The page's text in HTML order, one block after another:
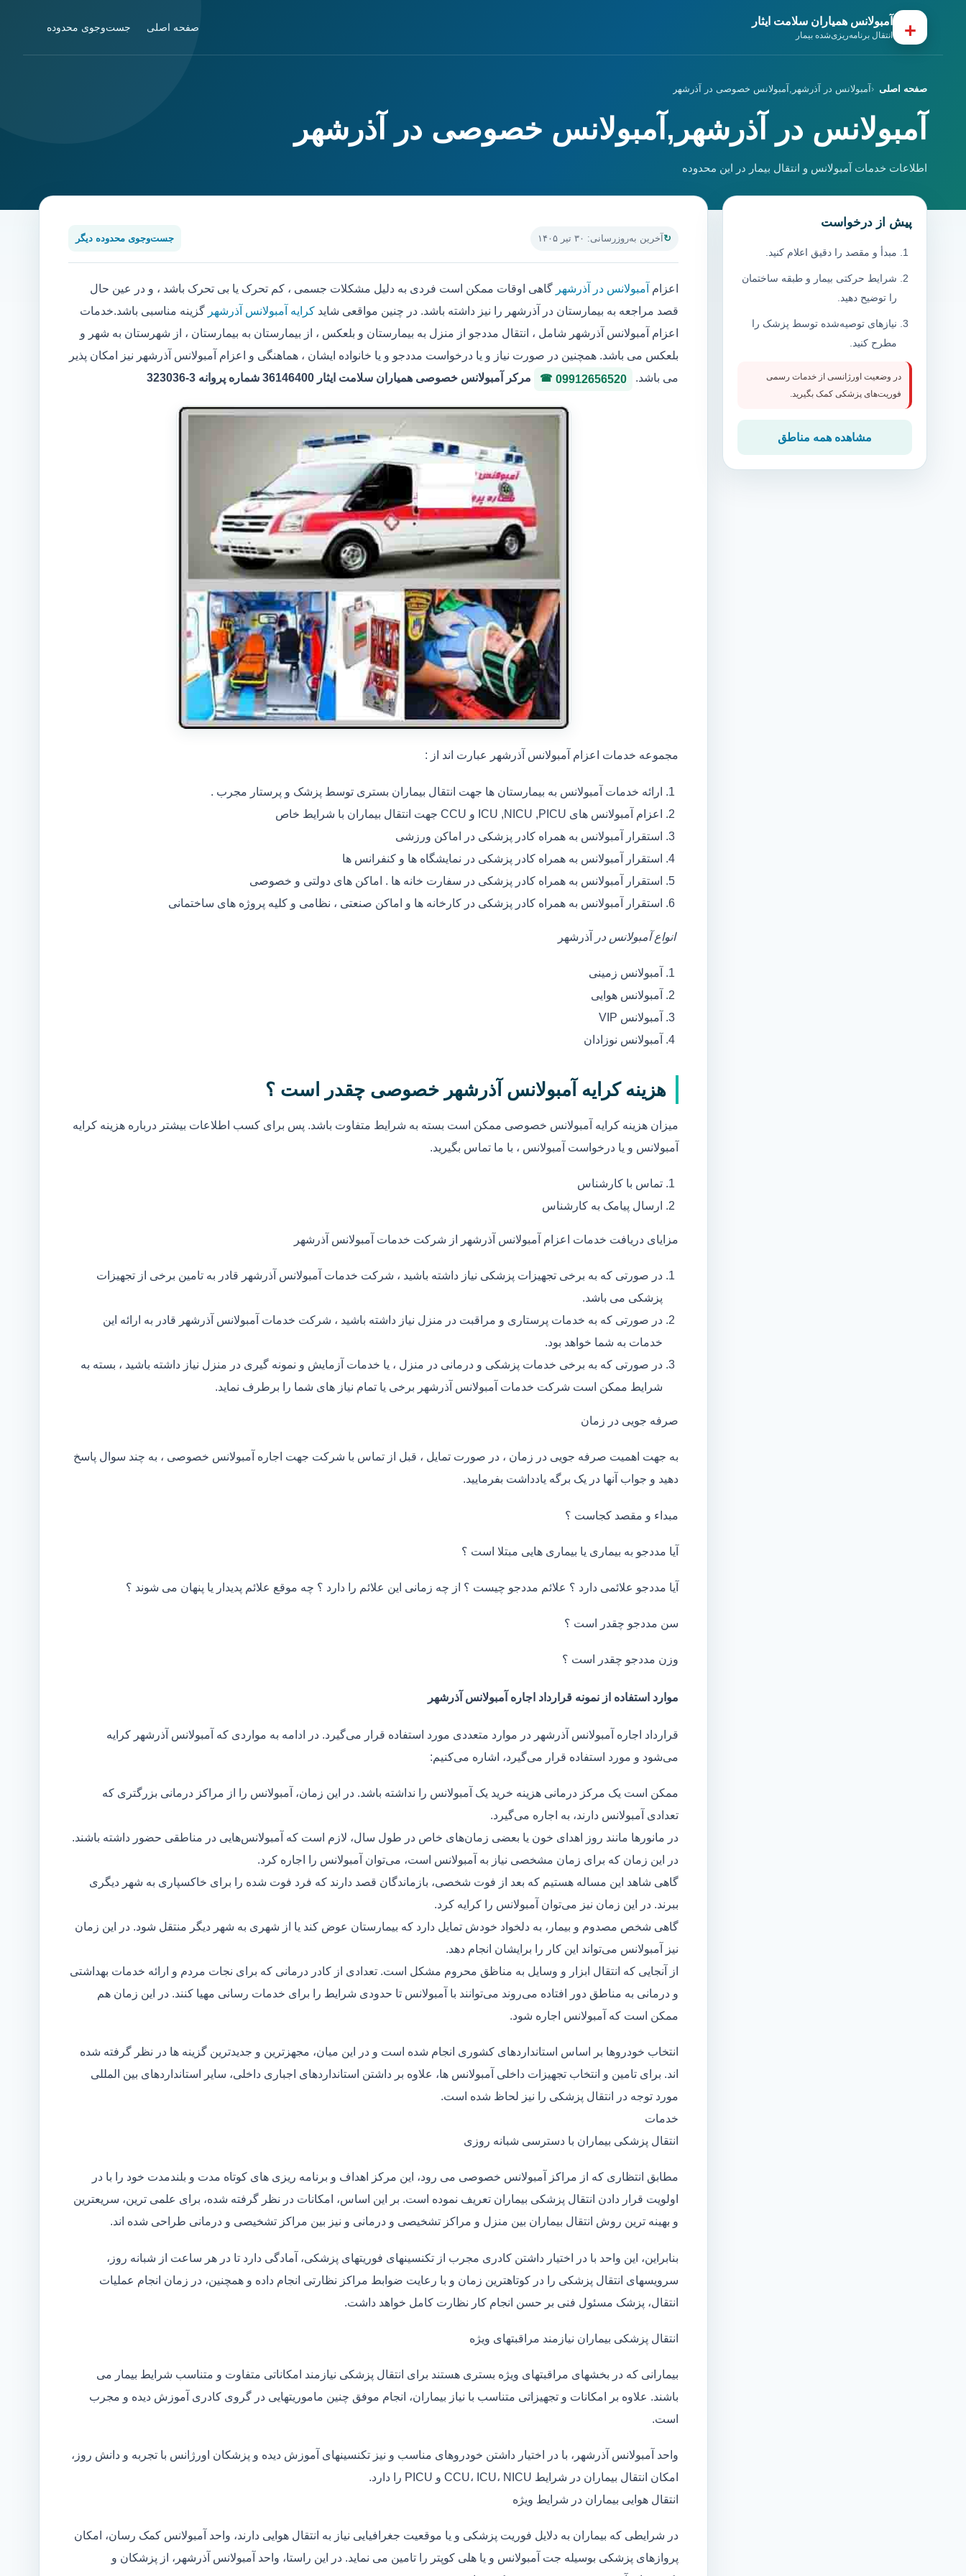
+ آمبولانس همیاران سلامت ایثار
انتقال برنامه‌ریزی‌شده بیمار
صفحه اصلی جست‌وجوی محدوده
صفحه اصلی آمبولانس در آذرشهر,آمبولانس خصوصی در آذرشهر
آمبولانس در آذرشهر,آمبولانس خصوصی در آذرشهر
اطلاعات خدمات آمبولانس و انتقال بیمار در این محدوده
آخرین به‌روزرسانی: ۳۰ تیر ۱۴۰۵ جست‌وجوی محدوده دیگر
اعزام آمبولانس در آذرشهر گاهی اوقات ممکن است فردی به دلیل مشکلات جسمی ، کم تحرک یا بی تحرک باشد ، و در عین حال
قصد مراجعه به بیمارستان در آذرشهر را نیز داشته باشد. در چنین مواقعی شاید کرایه آمبولانس آذرشهر گزینه مناسبی باشد.خدمات
اعزام آمبولانس آذرشهر شامل ، انتقال مددجو از منزل به بیمارستان و بلعکس ، از بیمارستان به بیمارستان ، از شهرستان به شهر و
بلعکس می باشد. همچنین در صورت نیاز و یا درخواست مددجو و یا خانواده ایشان ، هماهنگی و اعزام آمبولانس آذرشهر نیز امکان پذیر
می باشد.
09912656520 مرکر آمبولانس خصوصی همیاران سلامت ایثار 36146400 شماره پروانه 3-323036
مجموعه خدمات اعزام آمبولانس آذرشهر عبارت اند از :
ارائه خدمات آمبولانس به بیمارستان ها جهت انتقال بیماران بستری توسط پزشک و پرستار مجرب .
اعزام آمبولانس های ICU ,NICU ,PICU و CCU جهت انتقال بیماران با شرایط خاص
استقرار آمبولانس به همراه کادر پزشکی در اماکن ورزشی
استقرار آمبولانس به همراه کادر پزشکی در نمایشگاه ها و کنفرانس ها
استقرار آمبولانس به همراه کادر پزشکی در سفارت خانه ها . اماکن های دولتی و خصوصی
استقرار آمبولانس به همراه کادر پزشکی در کارخانه ها و اماکن صنعتی ، نظامی و کلیه پروژه های ساختمانی
انواع آمبولانس در آذرشهر
آمبولانس زمینی
آمبولانس هوایی
آمبولانس VIP
آمبولانس نوزادان
هزینه کرایه آمبولانس آذرشهر خصوصی چقدر است ؟
میزان هزینه کرایه آمبولانس خصوصی ممکن است بسته به شرایط متفاوت باشد. پس برای کسب اطلاعات بیشتر درباره هزینه کرایه
آمبولانس و یا درخواست آمبولانس ، با ما تماس بگیرید.
تماس با کارشناس
ارسال پیامک به کارشناس
مزایای دریافت خدمات اعزام آمبولانس آذرشهر از شرکت خدمات آمبولانس آذرشهر
در صورتی که به برخی تجهیزات پزشکی نیاز داشته باشید ، شرکت خدمات آمبولانس آذرشهر قادر به تامین برخی از تجهیزات
پزشکی می باشد.
در صورتی که به خدمات پرستاری و مراقبت در منزل نیاز داشته باشید ، شرکت خدمات آمبولانس آذرشهر قادر به ارائه این
خدمات به شما خواهد بود.
در صورتی که به برخی خدمات پزشکی و درمانی در منزل ، یا خدمات آزمایش و نمونه گیری در منزل نیاز داشته باشید ، بسته به
شرایط ممکن است شرکت خدمات آمبولانس آذرشهر برخی یا تمام نیاز های شما را برطرف نماید.
صرفه جویی در زمان
به جهت اهمیت صرفه جویی در زمان ، در صورت تمایل ، قبل از تماس با شرکت جهت اجاره آمبولانس خصوصی ، به چند سوال پاسخ
دهید و جواب آنها در یک برگه یادداشت بفرمایید.
مبداء و مقصد کجاست ؟
آیا مددجو به بیماری یا بیماری هایی مبتلا است ؟
آیا مددجو علائمی دارد ؟ علائم مددجو چیست ؟ از چه زمانی این علائم را دارد ؟ چه موقع علائم پدیدار یا پنهان می شوند ؟
سن مددجو چقدر است ؟
وزن مددجو چقدر است ؟
موارد استفاده از نمونه قرارداد اجاره آمبولانس آذرشهر
قرارداد اجاره آمبولانس آذرشهر در موارد متعددی مورد استفاده قرار می‌گیرد. در ادامه به مواردی که آمبولانس آذرشهر کرایه
می‌شود و مورد استفاده قرار می‌گیرد، اشاره می‌کنیم:
ممکن است یک مرکز درمانی هزینه خرید یک آمبولانس را نداشته باشد. در این زمان، آمبولانس را از مراکز درمانی بزرگتری که
تعدادی آمبولانس دارند، به اجاره می‌گیرد.
در مانور‌ها مانند روز اهدای خون یا بعضی زمان‌های خاص در طول سال، لازم است که آمبولانس‌هایی در مناطقی حضور داشته باشند.
در این زمان که برای زمان مشخصی نیاز به آمبولانس است، می‌توان آمبولانس را اجاره کرد.
گاهی شاهد این مساله هستیم که بعد از فوت شخصی، بازماندگان قصد دارند که فرد فوت شده را برای خاکسپاری به شهر دیگری
ببرند. در این زمان نیز می‌توان آمبولانس را کرایه کرد.
گاهی شخص مصدوم و بیمار، به دلخواد خودش تمایل دارد که بیمارستان عوض کند یا از شهری به شهر دیگر منتقل شود. در این زمان
نیز آمبولانس می‌تواند این کار را برایشان انجام دهد.
از آنجایی که انتقال ابزار و وسایل به مناظق محروم مشکل است. تعدادی از کادر درمانی که برای نجات مردم و ارائه خدمات بهداشتی
و درمانی به مناطق دور افتاده می‌روند می‌توانند با آمبولانس تا حدودی شرایط را برای خدمات رسانی مهیا کنند. در این زمان هم
ممکن است که آمبولانس اجاره شود.
انتخاب خودروها بر اساس استانداردهای کشوری انجام شده است و در این میان، مجهزترین و جدیدترین گزینه ها در نظر گرفته شده
اند. برای تامین و انتخاب تجهیزات داخلی آمبولانس ها، علاوه بر داشتن استانداردهای اجباری داخلی، سایر استانداردهای بین المللی
مورد توجه در انتقال پزشکی را نیز لحاظ شده است.
خدمات
انتقال پزشکی بیماران با دسترسی شبانه روزی
مطابق انتظاری که از مراکز آمبولانس خصوصی می رود، این مرکز اهداف و برنامه ریزی های کوتاه مدت و بلندمدت خود را با در
اولویت قرار دادن انتقال پزشکی بیماران تعریف نموده است. بر این اساس، امکانات در نظر گرفته شده، برای علمی ترین، سریعترین
و بهینه ترین روش انتقال بیماران بین منزل و مراکز تشخیصی و درمانی و نیز بین مراکز تشخیصی و درمانی طراحی شده اند.
بنابراین، این واحد با در اختیار داشتن کادری مجرب از تکنسینهای فوریتهای پزشکی، آمادگی دارد تا در هر ساعت از شبانه روز،
سرویسهای انتقال پزشکی را در کوتاهترین زمان و با رعایت ضوابط مراکز نظارتی انجام داده و همچنین، در زمان انجام عملیات
انتقال، پزشک مسئول فنی بر حسن انجام کار نظارت کامل خواهد داشت.
انتقال پزشکی بیماران نیازمند مراقبتهای ویژه
بیمارانی که در بخشهای مراقبتهای ویژه بستری هستند برای انتقال پزشکی نیازمند امکاناتی متفاوت و متناسب شرایط بیمار می
باشند. علاوه بر امکانات و تجهیزاتی متناسب با نیاز بیماران، انجام موفق چنین ماموریتهایی در گروی کادری آموزش دیده و مجرب
است.
واحد آمبولانس آذرشهر، با در اختیار داشتن خودروهای مناسب و نیز تکنسینهای آموزش دیده و پزشکان اورژانس با تجربه و دانش روز،
امکان انتقال بیماران در شرایط CCU، ICU، NICU و PICU را دارد.
انتقال هوایی بیماران در شرایط ویژه
در شرایطی که بیماران به دلایل فوریت پزشکی و یا موقعیت جغرافیایی نیاز به انتقال هوایی دارند، واحد آمبولانس کمک رسان، امکان
پروازهای پزشکی بوسیله جت آمبولانس و یا هلی کوپتر را تامین می نماید. در این راستا، واحد آمبولانس آذرشهر، از پزشکان و
پیش از درخواست
مبدأ و مقصد را دقیق اعلام کنید.
شرایط حرکتی بیمار و طبقه ساختمان
را توضیح دهید.
نیازهای توصیه‌شده توسط پزشک را
مطرح کنید.
در وضعیت اورژانسی از خدمات رسمی
فوریت‌های پزشکی کمک بگیرید.
مشاهده همه مناطق